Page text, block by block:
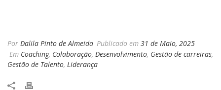
Por Dalila Pinto de Almeida Publicado em 31 de Maio, 2025
Em Coaching, Colaboração, Desenvolvimento, Gestão de carreiras,
Gestão de Talento, Liderança